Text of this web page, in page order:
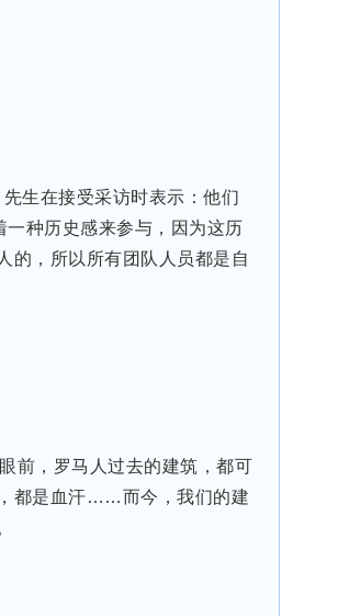
生在接受采访时表示：他们
一种历史感来参与，因为这历
的，所以所有团队人员都是自
前，罗马人过去的建筑，都可
都是血汗……而今，我们的建